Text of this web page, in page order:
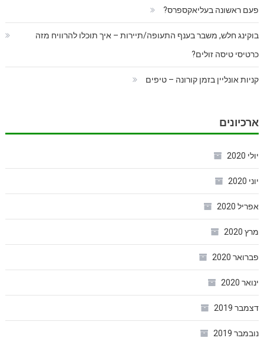
פעם ראשונה בעליאקספרס?
בוקינג חלש, משבר בענף התעופה/תיירות – איך תוכלו להרוויח מזה
כרטיסי טיסה זולים?
קניות אונליין בזמן קורונה – טיפים
ארכיונים
יולי 2020
יוני 2020
אפריל 2020
מרץ 2020
פברואר 2020
ינואר 2020
דצמבר 2019
נובמבר 2019